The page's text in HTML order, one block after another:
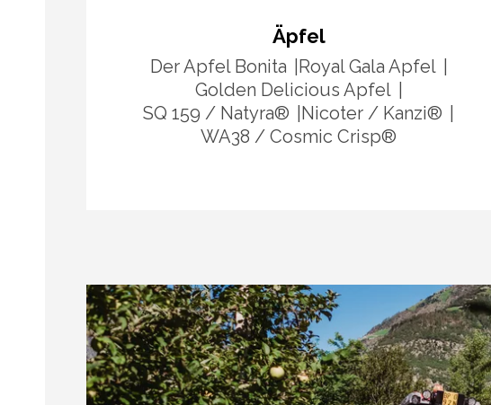
Äpfel
Der Apfel Bonita
Royal Gala Apfel
Golden Delicious Apfel
SQ 159 / Natyra®
Nicoter / Kanzi®
WA38 / Cosmic Crisp®